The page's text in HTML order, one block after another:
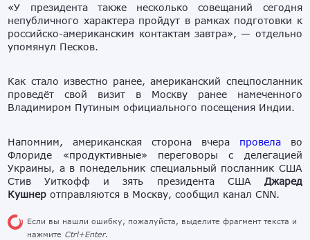
«У президента также несколько совещаний сегодня
непубличного характера пройдут в рамках подготовки к
российско-американским контактам завтра», — отдельно
упомянул Песков.
Как стало известно ранее, американский спецпосланник
проведёт свой визит в Москву ранее намеченного
Владимиром Путиным официального посещения Индии.
Напомним, американская сторона вчера провелаво
Флориде «продуктивные» переговоры с делегацией
Украины, а в понедельник специальный посланник США
Стив Уиткофф и зять президента США Джаред
Кушнер отправляются в Москву, сообщил канал CNN.
Если вы нашли ошибку, пожалуйста, выделите фрагмент текста и
нажмите Ctrl+Enter.